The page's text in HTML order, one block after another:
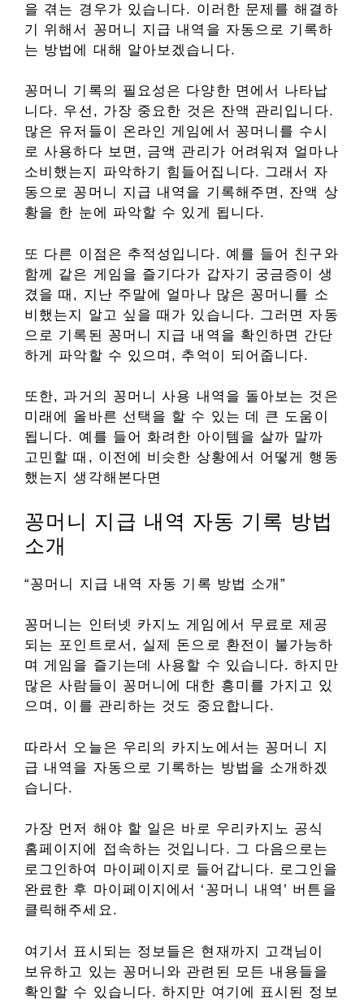
을 겪는 경우가 있습니다. 이러한 문제를 해결하
기 위해서 꽁머니 지급 내역을 자동으로 기록하
는 방법에 대해 알아보겠습니다.
꽁머니 기록의 필요성은 다양한 면에서 나타납
니다. 우선, 가장 중요한 것은 잔액 관리입니다.
많은 유저들이 온라인 게임에서 꽁머니를 수시
로 사용하다 보면, 금액 관리가 어려워져 얼마나
소비했는지 파악하기 힘들어집니다. 그래서 자
동으로 꽁머니 지급 내역을 기록해주면, 잔액 상
황을 한 눈에 파악할 수 있게 됩니다.
또 다른 이점은 추적성입니다. 예를 들어 친구와
함께 같은 게임을 즐기다가 갑자기 궁금증이 생
겼을 때, 지난 주말에 얼마나 많은 꽁머니를 소
비했는지 알고 싶을 때가 있습니다. 그러면 자동
으로 기록된 꽁머니 지급 내역을 확인하면 간단
하게 파악할 수 있으며, 추억이 되어줍니다.
또한, 과거의 꽁머니 사용 내역을 돌아보는 것은
미래에 올바른 선택을 할 수 있는 데 큰 도움이
됩니다. 예를 들어 화려한 아이템을 살까 말까
고민할 때, 이전에 비슷한 상황에서 어떻게 행동
했는지 생각해본다면
꽁머니 지급 내역 자동 기록 방법
소개
“꽁머니 지급 내역 자동 기록 방법 소개”
꽁머니는 인터넷 카지노 게임에서 무료로 제공
되는 포인트로서, 실제 돈으로 환전이 불가능하
며 게임을 즐기는데 사용할 수 있습니다. 하지만
많은 사람들이 꽁머니에 대한 흥미를 가지고 있
으며, 이를 관리하는 것도 중요합니다.
따라서 오늘은 우리의 카지노에서는 꽁머니 지
급 내역을 자동으로 기록하는 방법을 소개하겠
습니다.
가장 먼저 해야 할 일은 바로 우리카지노 공식
홈페이지에 접속하는 것입니다. 그 다음으로는
로그인하여 마이페이지로 들어갑니다. 로그인을
완료한 후 마이페이지에서 ‘꽁머니 내역’ 버튼을
클릭해주세요.
여기서 표시되는 정보들은 현재까지 고객님이
보유하고 있는 꽁머니와 관련된 모든 내용들을
확인할 수 있습니다. 하지만 여기에 표시된 정보